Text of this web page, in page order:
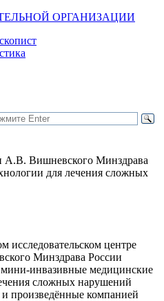
ОРГАНИЗАЦИИ
Вишневского Минздрава
для лечения сложных
центре
Минздрава России
инвазивные медицинские
сложных нарушений
произведённые компанией